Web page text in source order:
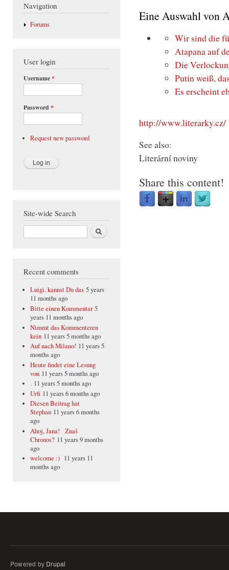
Navigation
Forums
User login
Username*
Password *
Request new password
Site-wide Search
Search
Recent comments
Luigi. kannst Du das 5 years
11 months ago
Bitte einen Kommentar 5
years 11 months ago
Nimmt das Kommenteren
kein 11 years 5 months ago
Auf nach Milano! 11 years 5
months ago
Heute findet eine Lesung
von 11 years 5 months ago
. 11 years 5 months ago
Urfi 11 years 6 months ago
Diesen Beitrag hat
Stephan 11 years 6 months
ago
Ahoj, Jana! Znaš
Chronos? 11 years 9 months
ago
welcome :) 11 years 11
months ago
Eine Auswahl von
Wir sind die
Atapana auf
Die
Putin weiß,
Es erscheint
http://www.literarky.cz/
See also:
Literární noviny
Share this content!
Powered by Drupal